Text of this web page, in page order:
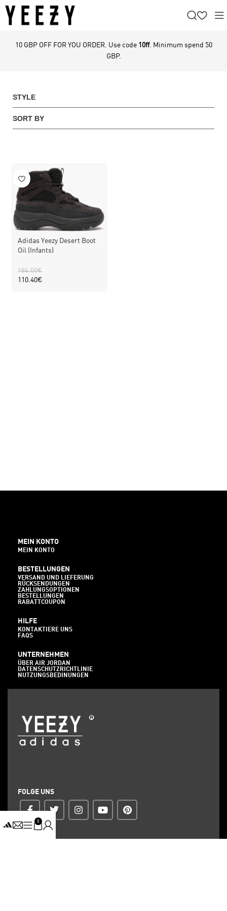
10 GBP OFF FOR YOU ORDER. Use code 10ff. Minimum spend 50
GBP.
STYLE
SORT BY
Adidas Yeezy Desert Boot
Oil (Infants)
184.00€
110.40€
MEIN KONTO
MEIN KONTO
BESTELLUNGEN
VERSAND UND LIEFERUNG
RÜCKSENDUNGEN
ZAHLUNGSOPTIONEN
BESTELLUNGEN
RABATTCOUPON
HILFE
KONTAKTIERE UNS
FAQS
UNTERNEHMEN
ÜBER AIR JORDAN
DATENSCHUTZRICHTLINIE
NUTZUNGSBEDINUNGEN
FOLGE UNS
0